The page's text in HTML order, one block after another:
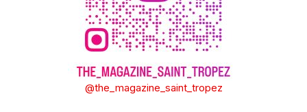
@the_magazine_saint_tropez